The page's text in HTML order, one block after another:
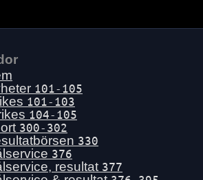
Mån 6 juli
Lör 4 juli
Fre 3 juli
Tors 2 juli
Ons 1 juli
Tis 30 juni
Mån 29 juni
101-105
101-103
104-105
300-302
330
376
resultat 377